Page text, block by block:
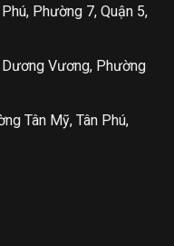
Phường 7, Quận 5,
Vương, Phường
Tân Mỹ, Tân Phú,